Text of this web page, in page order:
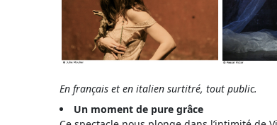
En français et en italien surtitré, tout public.
Un moment de pure grâce